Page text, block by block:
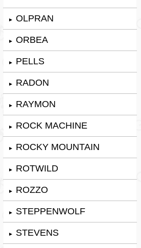
► OLPRAN
► ORBEA
► PELLS
► RADON
► RAYMON
► ROCK MACHINE
► ROCKY MOUNTAIN
► ROTWILD
► ROZZO
► STEPPENWOLF
► STEVENS